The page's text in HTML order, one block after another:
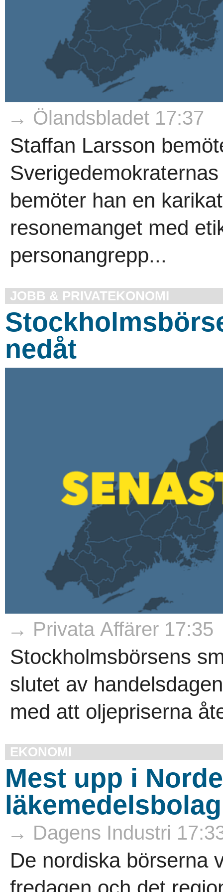
→ Ölandsbladet 17:37
Staffan Larsson
bemöter han en
resonemanget med
personangrepp...
JOBB & PRIVATEKONOMI
nedåt
→ Privata Affärer 17:35
Stockholmsbörsens
slutet av
med att oljepriserna
EKONOMI
Mest upp i
→ Dagens Industri
De nordiska börserna